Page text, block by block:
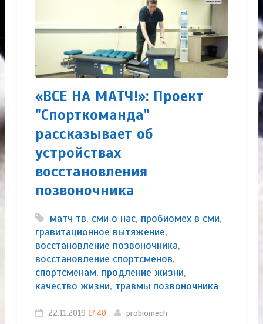
«ВСЕ НА МАТЧ!»: Проект
"Спорткоманда"
рассказывает об
устройствах
восстановления
позвоночника
матч тв, сми о нас, пробиомех в сми,
гравитационное вытяжение,
восстановление позвоночника,
восстановление спортсменов,
спортсменам, продление жизни,
качество жизни, травмы позвоночника
22.11.2019 17:40 probiomech